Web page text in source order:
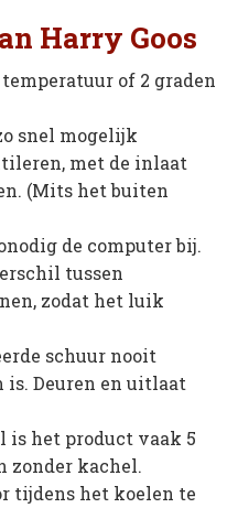
Harry Goos
of 2 graden
snel mogelijk
met de inlaat
(Mits het buiten
de computer bij.
tussen
zodat het luik
schuur nooit
Deuren en uitlaat
is het product vaak 5
zonder kachel.
tijdens het koelen te